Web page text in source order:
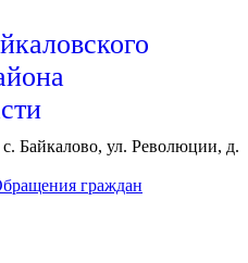
Байкалово, ул. Революции, д.
граждан